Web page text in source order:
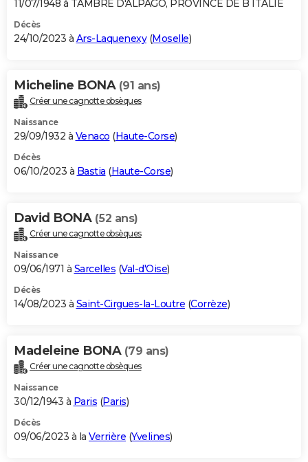
11/07/1948 à TAMBRE D'ALPAGO, PROVINCE DE B ITALIE
Décès
24/10/2023 à Ars-Laquenexy(Moselle)
Micheline BONA (91 ans)
Créer une cagnotte obsèques
Naissance
29/09/1932 à Venaco (Haute-Corse)
Décès
06/10/2023 à Bastia (Haute-Corse)
David BONA (52 ans)
Créer une cagnotte obsèques
Naissance
09/06/1971 à Sarcelles (Val-d'Oise)
Décès
14/08/2023 à Saint-Cirgues-la-Loutre (Corrèze)
Madeleine BONA (79 ans)
Créer une cagnotte obsèques
Naissance
30/12/1943 à Paris (Paris)
Décès
09/06/2023 à la Verrière (Yvelines)